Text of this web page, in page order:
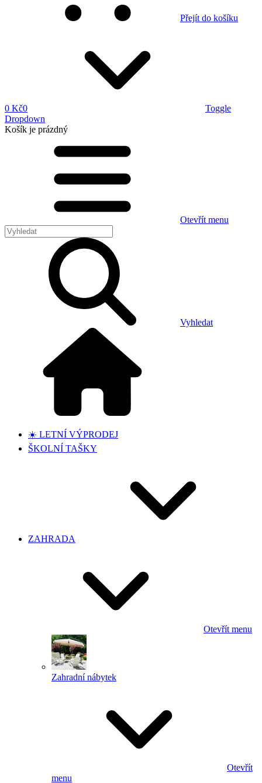
Přejít do košíku
0 Kč0
Toggle
Dropdown
Košík je prázdný
Otevřít menu
Vyhledat
☀️ LETNÍ VÝPRODEJ
ŠKOLNÍ TAŠKY
ZAHRADA
Otevřít menu
Zahradní nábytek
Otevřít
menu